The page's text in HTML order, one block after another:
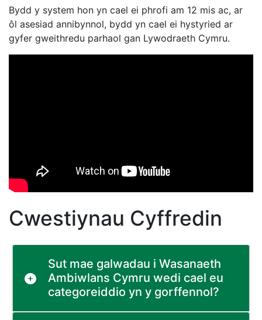
Bydd y system hon yn cael ei phrofi am 12 mis ac, ar
ôl asesiad annibynnol, bydd yn cael ei hystyried ar
gyfer gweithredu parhaol gan Lywodraeth Cymru.
Cwestiynau Cyffredin
Sut mae galwadau i Wasanaeth
Ambiwlans Cymru wedi cael eu
categoreiddio yn y gorffennol?